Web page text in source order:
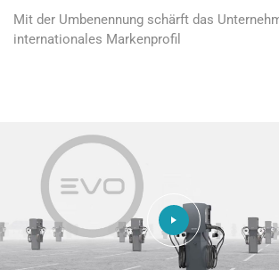
Mit der Umbenennung schärft das
internationales Markenprofil